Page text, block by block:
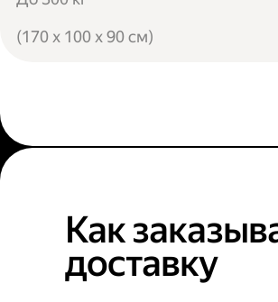
(170 x 100 x 90 см)
Как
доставку